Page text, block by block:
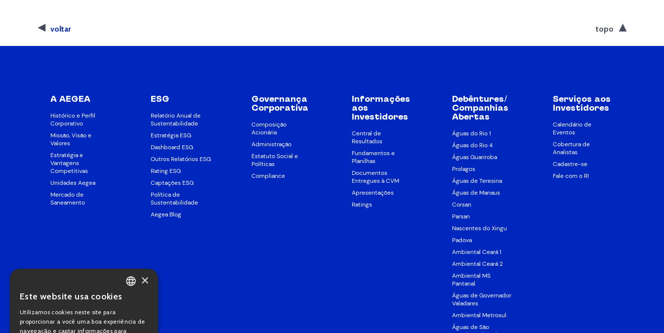
voltar topo
A AEGEA
Histórico e Perfil
Corporativo
Missão, Visão e
Valores
Estratégia e
Vantagens
Competitivas
Unidades Aegea
Mercado de
Saneamento
ESG
Relatório Anual de
Sustentabilidade
Estratégia ESG
Dashboard ESG
Outros Relatórios ESG
Rating ESG
Captações ESG
Política de
Sustentabilidade
Aegea Blog
Governança
Corporativa
Composição
Acionária
Administração
Estatuto Social e
Políticas
Compliance
Informações
aos
Investidores
Central de
Resultados
Fundamentos e
Planilhas
Documentos
Entregues à CVM
Apresentações
Ratings
Debêntures/
Companhias
Abertas
Águas do Rio 1
Águas do Rio 4
Águas Guariroba
Prolagos
Águas de Teresina
Águas de Manaus
Corsan
Parsan
Nascentes do Xingu
Padova
Ambiental Ceará 1
Ambiental Ceará 2
Ambiental MS
Pantanal
Águas de Governador
Valadares
Ambiental Metrosul
Águas de São
Serviços aos
Investidores
Calendário de
Eventos
Cobertura de
Analistas
Cadastre-se
Fale com o RI
PORTUGUESE
×
Este website usa cookies
Utilizamos cookies neste site para
proporcionar a você uma boa experiência de
navegação e captar informações para